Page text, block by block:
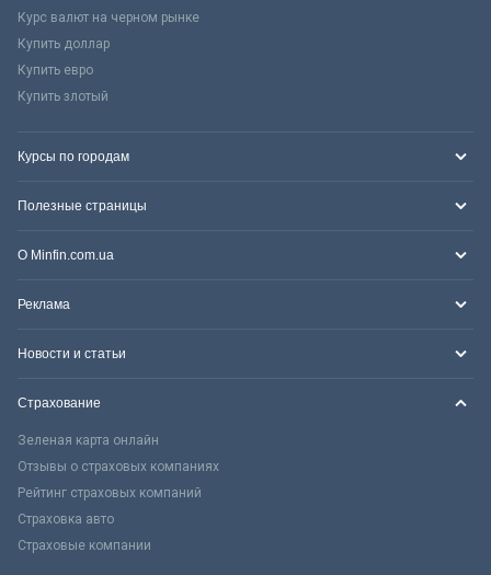
Курс валют на черном рынке
Купить доллар
Купить евро
Купить злотый
Курсы по городам
Полезные страницы
О Minfin.com.ua
Реклама
Новости и статьи
Страхование
Зеленая карта онлайн
Отзывы о страховых компаниях
Рейтинг страховых компаний
Страховка авто
Страховые компании